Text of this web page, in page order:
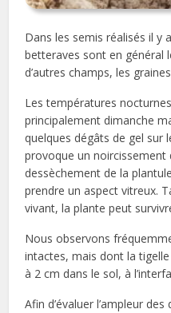
Dans les semis réalisés il y
betteraves sont en général
d’autres champs, les
Les températures
principalement dimanche
quelques dégâts de gel sur
provoque un noircissement
dessèchement de la
prendre un aspect vitreux.
vivant, la plante peut
Nous observons
intactes, mais dont la
à 2 cm dans le sol, à
Afin d’évaluer l’ampleur